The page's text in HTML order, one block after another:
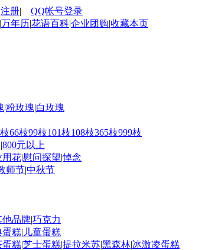
注册|
QQ帐号登录
|万年历|花语百科|企业团购|收藏本页
|粉玫瑰|白玫瑰
66枝99枝101枝108枝365枝999枝
|800元以上
用花|慰问探望|悼念
师节|中秋节
他品牌|巧克力
蛋糕| 儿童蛋糕
蛋糕|芝士蛋糕|提拉米苏|黑森林|冰激凌蛋糕